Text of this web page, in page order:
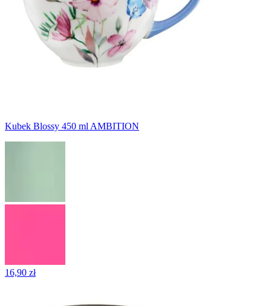
Kubek Blossy 450 ml AMBITION
16,90 zł